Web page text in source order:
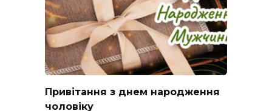
Привітання з днем народження
чоловіку